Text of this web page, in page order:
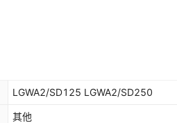
LGWA2/SD125 LGWA2/SD250
其他